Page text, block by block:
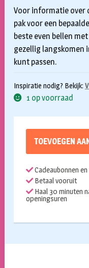
Voor informatie over
pak voor een
beste even bellen
gezellig langskomen
kunt passen.
Inspiratie nodig? Bekijk:
1 op voorraad
TOEVOEGEN
Cadeaubonnen
Betaal vooruit
Haal 30 minuten
openingsuren